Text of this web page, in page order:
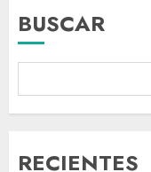
BUSCAR
RECIENTES
3